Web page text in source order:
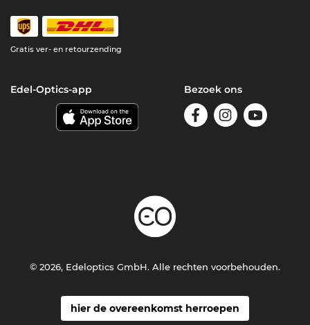
Gratis ver- en retourzending
Edel-Optics-app Bezoek ons
hier de overeenkomst herroepen
© 2026, Edeloptics GmbH. Alle rechten voorbehouden.